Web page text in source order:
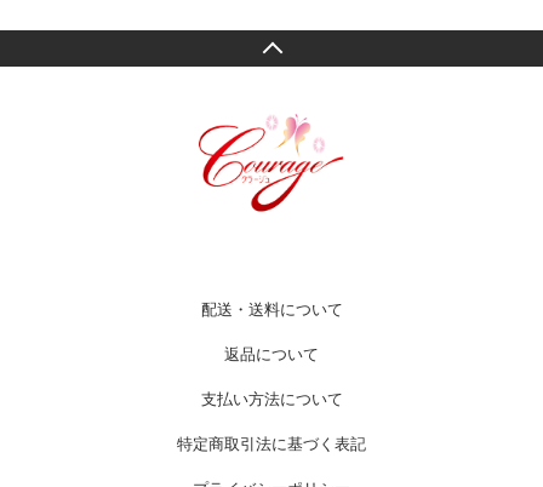
配送・送料について
返品について
支払い方法について
特定商取引法に基づく表記